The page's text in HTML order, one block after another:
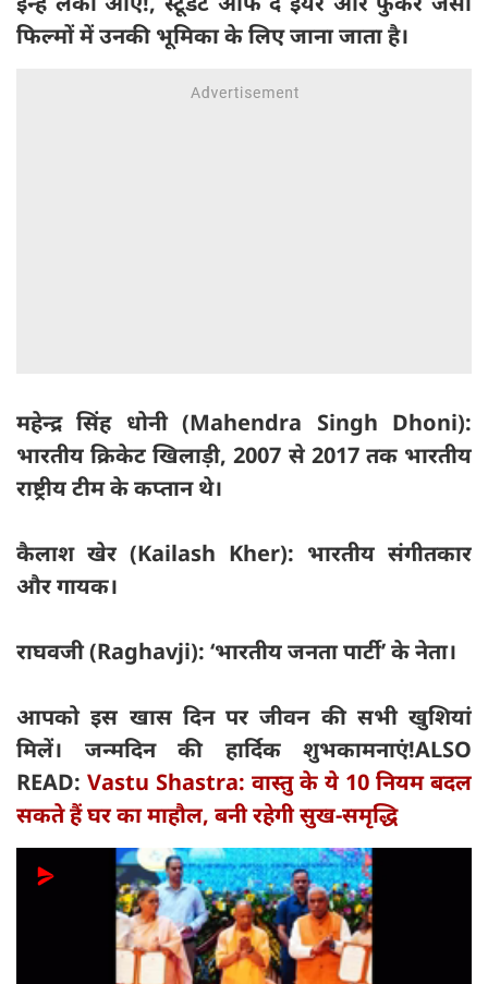
फिल्मों में उनकी भूमिका के लिए जाना जाता है।
महेन्द्र सिंह धोनी (Mahendra Singh Dhoni):
भारतीय क्रिकेट खिलाड़ी, 2007 से 2017 तक भारतीय
राष्ट्रीय टीम के कप्तान थे।
कैलाश खेर (Kailash Kher): भारतीय संगीतकार
और गायक।
राघवजी (Raghavji): ‘भारतीय जनता पार्टी’ के नेता।
आपको इस खास दिन पर जीवन की सभी खुशियां
मिलें। जन्मदिन की हार्दिक शुभकामनाएं!ALSO
READ: Vastu Shastra: वास्तु के ये 10 नियम बदल
सकते हैं घर का माहौल, बनी रहेगी सुख-समृद्धि